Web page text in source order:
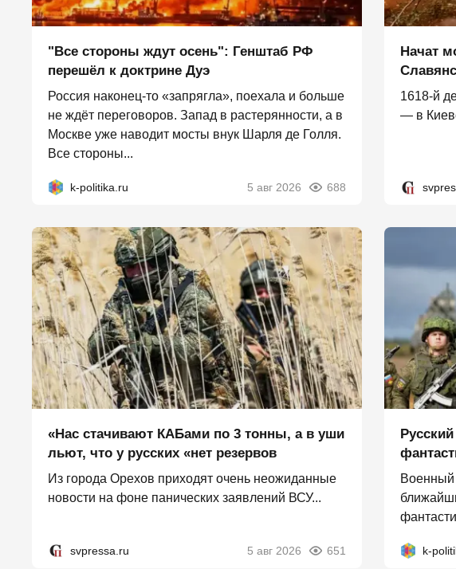
"Все стороны ждут осень": Генштаб РФ
перешёл к доктрине Дуэ
Россия наконец-то «запрягла», поехала и больше
не ждёт переговоров. Запад в растерянности, а в
Москве уже наводит мосты внук Шарля де Голля.
Все стороны...
k-politika.ru 5 авг 2026 688
Начат
1618-й
— в
«Нас стачивают КАБами по 3 тонны, а в уши
льют, что у русских «нет резервов
Из города Орехов приходят очень неожиданные
новости на фоне панических заявлений ВСУ...
svpressa.ru 5 авг 2026 651
Военный
k-